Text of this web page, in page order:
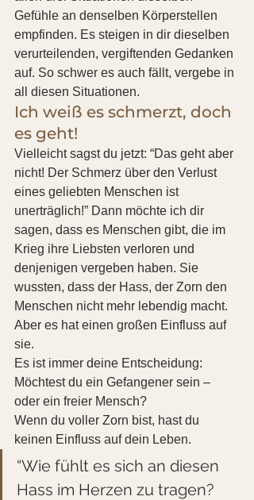
Gefühle an denselben Körperstellen
empfinden. Es steigen in dir dieselben
verurteilenden, vergiftenden Gedanken
auf. So schwer es auch fällt, vergebe in
all diesen Situationen.
Ich weiß es schmerzt, doch
es geht!
Vielleicht sagst du jetzt: “Das geht aber
nicht! Der Schmerz über den Verlust
eines geliebten Menschen ist
unerträglich!” Dann möchte ich dir
sagen, dass es Menschen gibt, die im
Krieg ihre Liebsten verloren und
denjenigen vergeben haben. Sie
wussten, dass der Hass, der Zorn den
Menschen nicht mehr lebendig macht.
Aber es hat einen großen Einfluss auf
sie.
Es ist immer deine Entscheidung:
Möchtest du ein Gefangener sein –
oder ein freier Mensch?
Wenn du voller Zorn bist, hast du
keinen Einfluss auf dein Leben.
“Wie fühlt es sich an diesen
Hass im Herzen zu tragen?